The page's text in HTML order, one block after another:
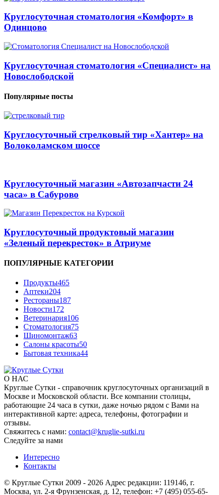
Круглосуточная стоматология «Комфорт» в
Одинцово
Круглосуточная стоматология «Специалист» на
Новослободской
Популярные посты
Круглосуточный стрелковый тир «Хантер» на
Волоколамском шоссе
Круглосуточный магазин «Автозапчасти 24
часа» в Сабурово
Круглосуточный продуктовый магазин
«Зеленый перекресток» в Атриуме
ПОПУЛЯРНЫЕ КАТЕГОРИИ
Продукты465
Аптеки204
Рестораны187
Новости172
Ветеринария106
Стоматология75
Шиномонтаж63
Салоны красоты50
Бытовая техника44
О НАС
Круглые Сутки - справочник круглосуточных организаций в
Москве и Московской области. Все компании столицы,
работающие 24 часа в сутки, даже ночью рядом с Вами на
интерактивной карте: адреса, телефоны, фотографии и
отзывы.
Свяжитесь с нами: contact@kruglie-sutki.ru
Следуйте за нами
Интересно
Контакты
© Круглые Сутки 2009 - 2026 Адрес редакции: 119146, г.
Москва, ул. 2-я Фрунзенская, д. 12, телефон: +7 (495) 055-65-